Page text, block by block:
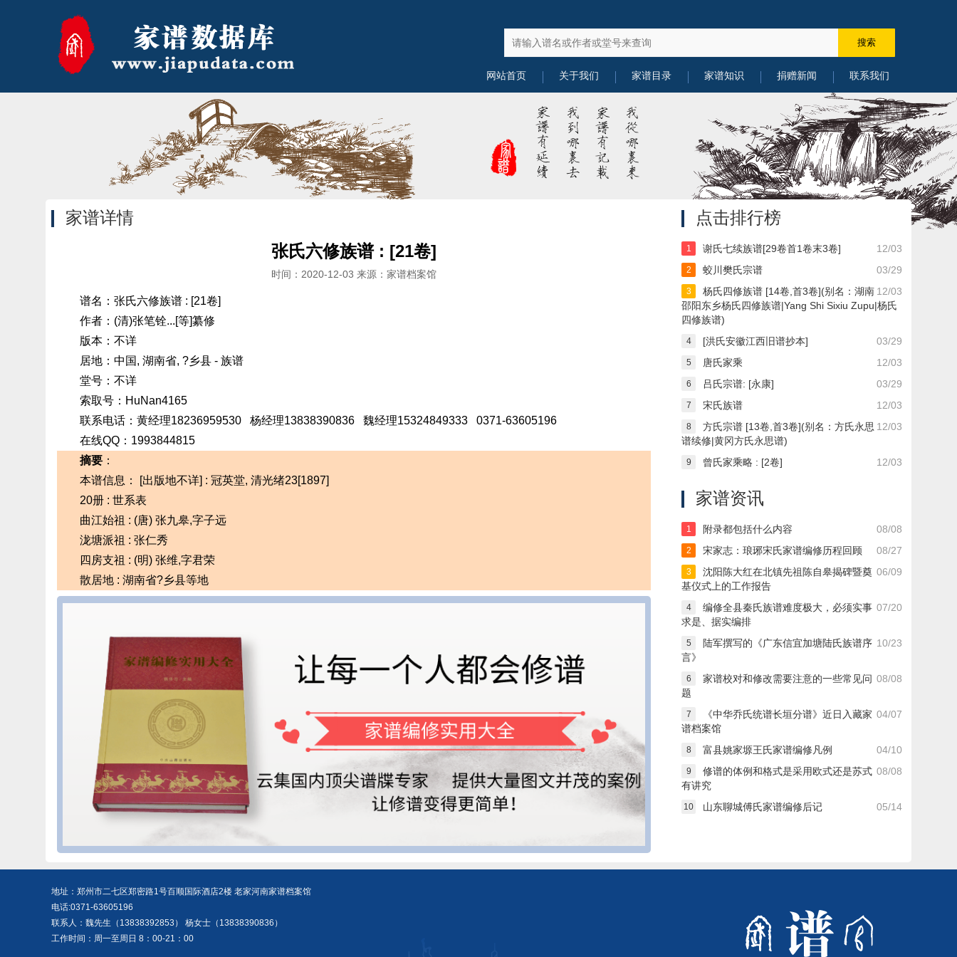
网站首页 关于我们 家谱目录 家谱知识 捐赠新闻 联系我们
家谱详情
张氏六修族谱 : [21卷]
时间：2020-12-03 来源：家谱档案馆
谱名：张氏六修族谱 : [21卷]
作者：(清)张笔铨...[等]纂修
版本：不详
居地：中国, 湖南省, ?乡县 - 族谱
堂号：不详
索取号：HuNan4165
联系电话：黄经理18236959530 杨经理13838390836 魏经理15324849333 0371-63605196
在线QQ：1993844815
摘要 ：
本谱信息： [出版地不详] : 冠英堂, 清光绪23[1897]
20册 : 世系表
曲江始祖 : (唐) 张九皋,字子远
泷塘派祖 : 张仁秀
四房支祖 : (明) 张维,字君荣
散居地 : 湖南省?乡县等地
点击排行榜
12/03
1
谢氏七续族谱[29卷首1卷末3卷]
03/29
2
蛟川樊氏宗谱
12/03
3
杨氏四修族谱 [14卷,首3卷](别名：湖南
邵阳东乡杨氏四修族谱|Yang Shi Sixiu Zupu|杨氏
四修族谱)
03/29
4
[洪氏安徽江西旧谱抄本]
12/03
5
唐氏家乘
03/29
6
吕氏宗谱: [永康]
12/03
7
宋氏族谱
12/03
8
方氏宗谱 [13卷,首3卷](别名：方氏永思
谱续修|黄冈方氏永思谱)
12/03
9 曾氏家乘略 : [2卷]
家谱资讯
08/08
1
附录都包括什么内容
08/27
2
宋家志：琅琊宋氏家谱编修历程回顾
06/09
3
沈阳陈大红在北镇先祖陈自皋揭碑暨奠
基仪式上的工作报告
07/20
4
编修全县秦氏族谱难度极大，必须实事
求是、据实编排
10/23
5
陆军撰写的《广东信宜加塘陆氏族谱序
言》
08/08
6
家谱校对和修改需要注意的一些常见问
题
04/07
7
《中华乔氏统谱长垣分谱》近日入藏家
谱档案馆
04/10
8
富县姚家塬王氏家谱编修凡例
08/08
9
修谱的体例和格式是采用欧式还是苏式
有讲究
05/14
10 山东聊城傅氏家谱编修后记
地址：郑州市二七区郑密路1号百顺国际酒店2楼 老家河南家谱档案馆
电话:0371-63605196
联系人：魏先生（13838392853） 杨女士（13838390836）
工作时间：周一至周日 8：00-21：00